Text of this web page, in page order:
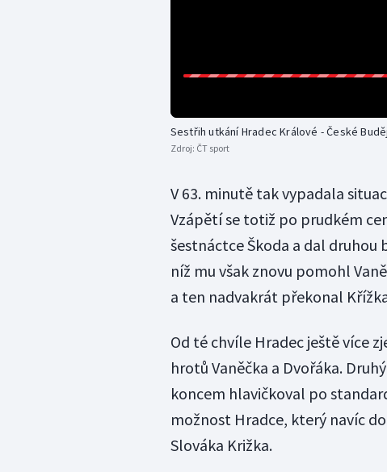
Sestřih utkání Hradec Králové - České
Zdroj: ČT sport
V 63. minutě tak vypadala
Vzápětí se totiž po prudkém
šestnáctce Škoda a dal druhou
níž mu však znovu pomohl
a ten nadvakrát překonal
Od té chvíle Hradec ještě více
hrotů Vaněčka a Dvořáka.
koncem hlavičkoval po
možnost Hradce, který navíc
Slováka Križka.